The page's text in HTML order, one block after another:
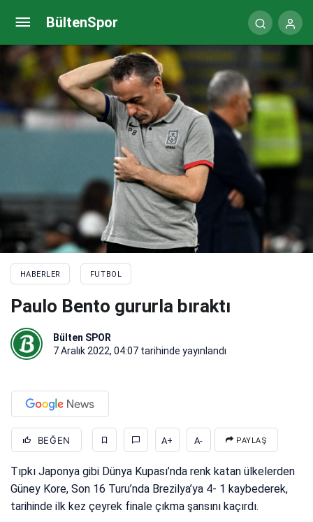
BültenSpor
HABERLER FUTBOL
Paulo Bento gururla bıraktı
Bülten SPOR
7 Aralık 2022, 04:07 tarihinde yayınlandı
BEĞEN A+ A- PAYLAŞ
Tıpkı Japonya gibi Dünya Kupası’nda renk katan ülkelerden
Güney Kore, Son 16 Turu’nda Brezilya’ya 4- 1 kaybederek,
tarihinde ilk kez çeyrek finale çıkma şansını kaçırdı.
Dünya Kupası’nı izlemeye gitti, görevinden oldu!